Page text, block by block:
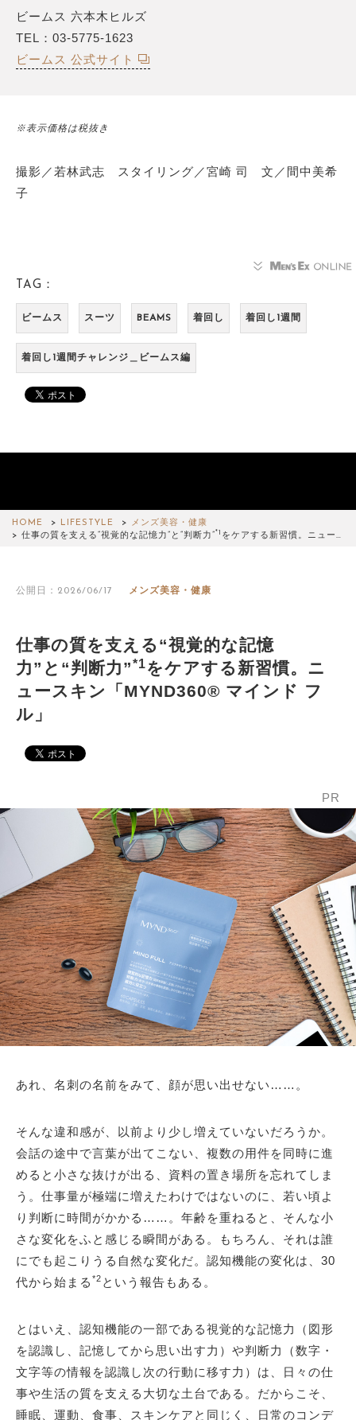
ビームス 六本木ヒルズ
TEL：03-5775-1623
ビームス 公式サイト
※表示価格は税抜き
撮影／若林武志 スタイリング／宮崎 司 文／間中美希
子
TAG：
ビームス スーツ BEAMS 着回し 着回し1週間
着回し1週間チャレンジ＿ビームス編
HOME LIFESTYLE
メンズ美容・健康
仕事の質を支える“視覚的な記憶力”と“判断力”
*1 をケアする新習慣。ニュー…
公開日：2026/06/17 メンズ美容・健康
仕事の質を支える“視覚的な記憶
力”と“判断力”*1をケアする新習慣。ニ
ュースキン「MYND360® マインド フ
ル」
PR
あれ、名刺の名前をみて、顔が思い出せない……。
そんな違和感が、以前より少し増えていないだろうか。
会話の途中で言葉が出てこない、複数の用件を同時に進
めると小さな抜けが出る、資料の置き場所を忘れてしま
う。仕事量が極端に増えたわけではないのに、若い頃よ
り判断に時間がかかる……。年齢を重ねると、そんな小
さな変化をふと感じる瞬間がある。もちろん、それは誰
にでも起こりうる自然な変化だ。認知機能の変化は、30
代から始まる *2 という報告もある。
とはいえ、認知機能の一部である視覚的な記憶力（図形
を認識し、記憶してから思い出す力）や判断力（数字・
文字等の情報を認識し次の行動に移す力）は、日々の仕
事や生活の質を支える大切な土台である。だからこそ、
睡眠、運動、食事、スキンケアと同じく、日常のコンデ